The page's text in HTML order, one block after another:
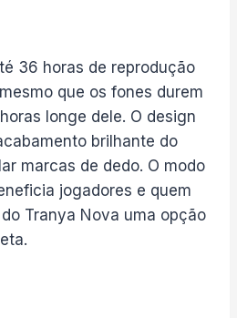
36 horas de reprodução
que os fones durem
longe dele. O design
brilhante do
marcas de dedo. O modo
jogadores e quem
Tranya Nova uma opção